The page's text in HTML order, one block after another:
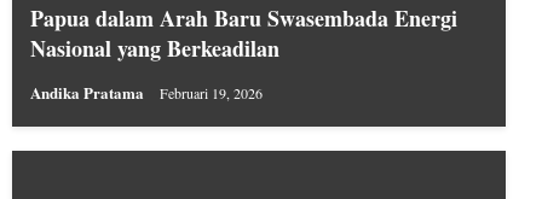
Papua dalam Arah Baru Swasembada Energi
Nasional yang Berkeadilan
Andika Pratama Februari 19, 2026